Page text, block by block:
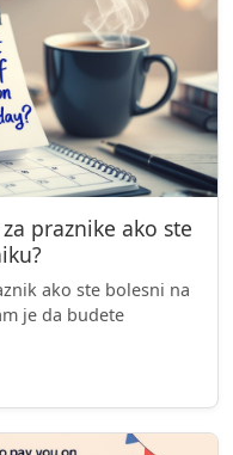
praznike ako ste
ako ste bolesni na
je da budete